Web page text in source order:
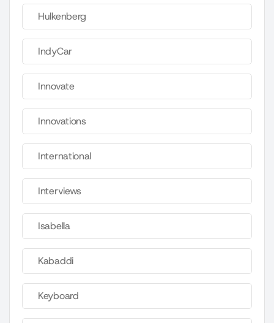
Hulkenberg
IndyCar
Innovate
Innovations
International
Interviews
Isabella
Kabaddi
Keyboard